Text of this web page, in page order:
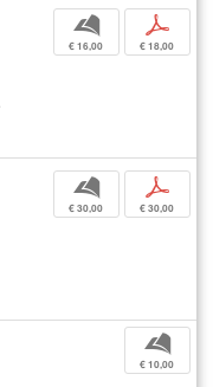
b
€ 16,00
p
€ 18,00
b
€ 30,00
p
€ 30,00
b
€ 10,00